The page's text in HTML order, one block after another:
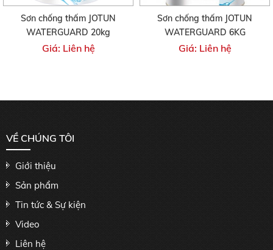
Sơn chống thấm JOTUN
WATERGUARD 20kg
Giá: Liên hệ
Sơn chống thấm JOTUN
WATERGUARD 6KG
Giá: Liên hệ
VỀ CHÚNG TÔI
Giới thiệu
Sản phẩm
Tin tức & Sự kiện
Video
Liên hệ